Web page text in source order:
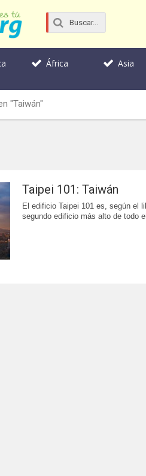
África Asia
"Taiwán"
Taipei 101: Taiwán
El edificio Taipei 101 es, según el
segundo edificio más alto de todo